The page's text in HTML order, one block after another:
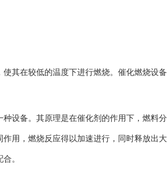
其在较低的温度下进行燃烧。催化燃烧设备
设备。其原理是在催化剂的作用下，燃料分
用，燃烧反应得以加速进行，同时释放出大
。